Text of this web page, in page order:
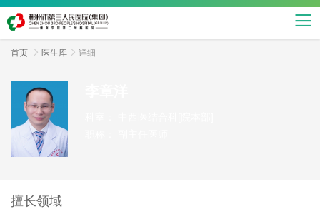
首页  医生库  详细
擅长领域